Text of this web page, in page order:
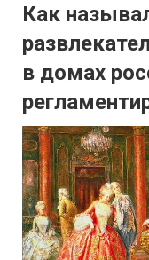
Как
в домах